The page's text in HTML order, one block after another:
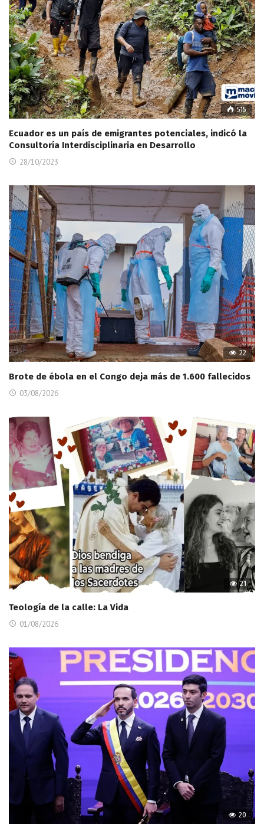
515
Ecuador es un país de emigrantes potenciales, indicó la
Consultoría Interdisciplinaria en Desarrollo
28/10/2023
22
Brote de ébola en el Congo deja más de 1.600 fallecidos
03/08/2026
21
Teología de la calle: La Vida
01/08/2026
20